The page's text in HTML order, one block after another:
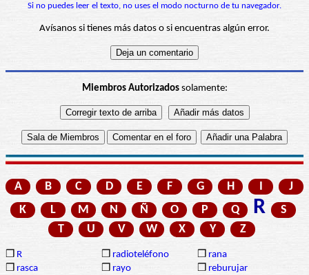
Si no puedes leer el texto, no uses el modo nocturno de tu navegador.
Avísanos si tienes más datos o si encuentras algún error.
Miembros Autorizadossolamente:
A B C D E F G H I
J
K
L M N Ñ O P Q R
S
T
U V W X Y Z
❒ R ❒ radioteléfono ❒ rana
❒ rasca ❒ rayo ❒ reburujar